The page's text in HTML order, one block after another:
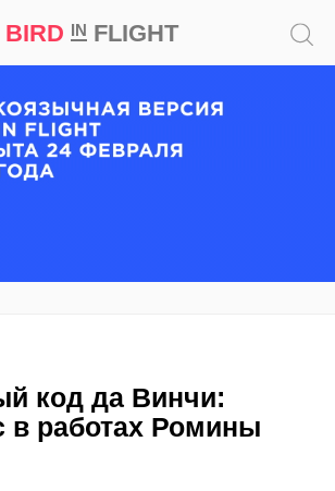
BIRD INFLIGHT
код да Винчи:
в работах Ромины